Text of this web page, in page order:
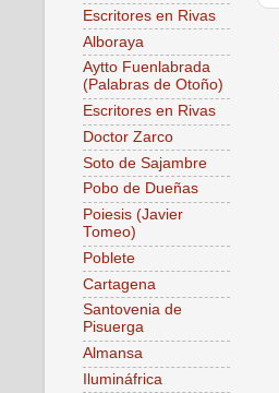
Escritores en Rivas
Alboraya
Aytto Fuenlabrada
(Palabras de Otoño)
Escritores en Rivas
Doctor Zarco
Soto de Sajambre
Pobo de Dueñas
Poiesis (Javier
Tomeo)
Poblete
Cartagena
Santovenia de
Pisuerga
Almansa
Ilumináfrica